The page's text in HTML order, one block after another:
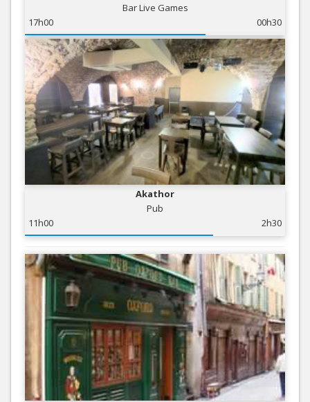
Bar Live Games
17h00
00h30
Akathor
Pub
11h00
2h30